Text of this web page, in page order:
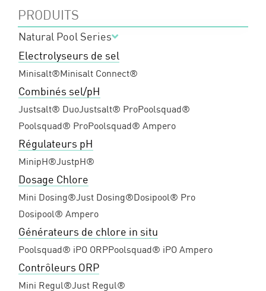
PRODUITS
Natural Pool Series
Electrolyseurs de sel
Minisalt®Minisalt Connect®
Combinés sel/pH
Justsalt® DuoJustsalt® ProPoolsquad®
Poolsquad® ProPoolsquad® Ampero
Régulateurs pH
MinipH®JustpH®
Dosage Chlore
Mini Dosing®Just Dosing®Dosipool® Pro
Dosipool® Ampero
Générateurs de chlore in situ
Poolsquad® iPO ORPPoolsquad® iPO Ampero
Contrôleurs ORP
Mini Regul®Just Regul®